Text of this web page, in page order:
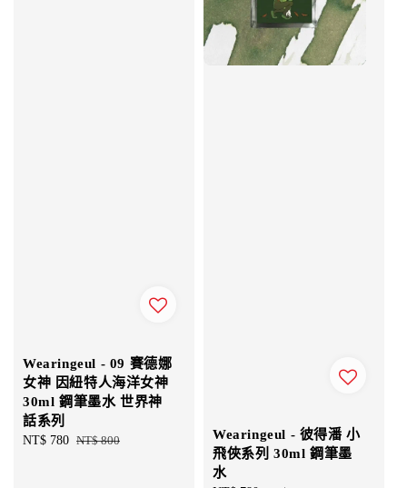
Wearingeul - 09 賽德娜
女神 因紐特人海洋女神
30ml 鋼筆墨水 世界神
話系列
Sale
NT$ 780 Regular
NT$ 800
Wearingeul - 彼得潘 小
飛俠系列 30ml 鋼筆墨
水